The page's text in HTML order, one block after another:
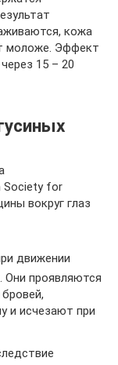
кожа
моложе. Эффект
15 – 20
Society for
вокруг глаз
движении
Они проявляются
и исчезают при